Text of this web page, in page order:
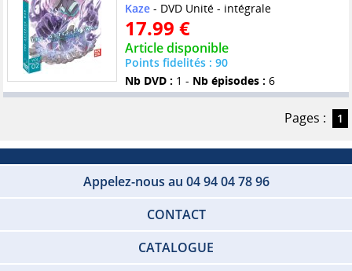
Kaze- DVD Unité - intégrale
17.99 €
Article disponible
Points fidelités : 90
Nb DVD : 1 - Nb épisodes : 6
Pages : 1
Appelez-nous au 04 94 04 78 96
CONTACT
CATALOGUE